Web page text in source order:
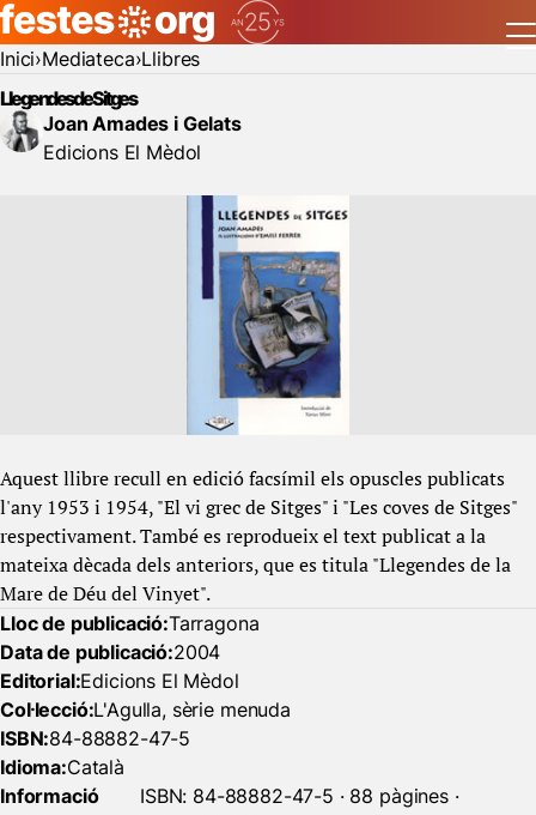
Inici Mediateca Llibres
Llegendes de Sitges
Joan Amades i Gelats
Edicions El Mèdol
Aquest llibre recull en edició facsímil els opuscles publicats
l'any 1953 i 1954, "El vi grec de Sitges" i "Les coves de Sitges"
respectivament. També es reprodueix el text publicat a la
mateixa dècada dels anteriors, que es titula "Llegendes de la
Mare de Déu del Vinyet".
Lloc de publicació:Tarragona
Data de publicació:2004
Editorial:Edicions El Mèdol
Col·lecció:L'Agulla, sèrie menuda
ISBN:84-88882-47-5
Idioma:Català
Informació
ISBN: 84-88882-47-5 · 88 pàgines ·